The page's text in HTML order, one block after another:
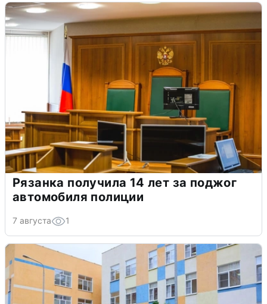
Рязанка получила 14 лет за поджог
автомобиля полиции
7 августа 1